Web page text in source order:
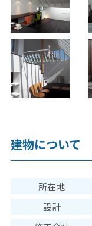
建物について
所在地
設計